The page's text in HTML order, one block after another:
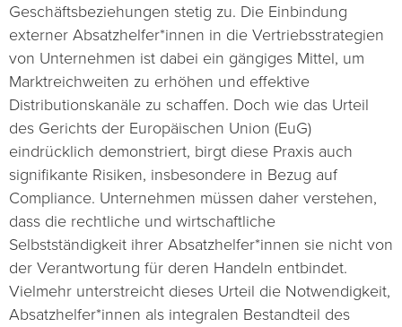
Geschäftsbeziehungen stetig zu. Die Einbindung
externer Absatzhelfer*innen in die Vertriebsstrategien
von Unternehmen ist dabei ein gängiges Mittel, um
Marktreichweiten zu erhöhen und effektive
Distributionskanäle zu schaffen. Doch wie das Urteil
des Gerichts der Europäischen Union (EuG)
eindrücklich demonstriert, birgt diese Praxis auch
signifikante Risiken, insbesondere in Bezug auf
Compliance. Unternehmen müssen daher verstehen,
dass die rechtliche und wirtschaftliche
Selbstständigkeit ihrer Absatzhelfer*innen sie nicht von
der Verantwortung für deren Handeln entbindet.
Vielmehr unterstreicht dieses Urteil die Notwendigkeit,
Absatzhelfer*innen als integralen Bestandteil des